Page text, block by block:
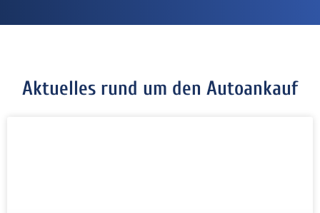
Aktuelles rund um den Autoankauf